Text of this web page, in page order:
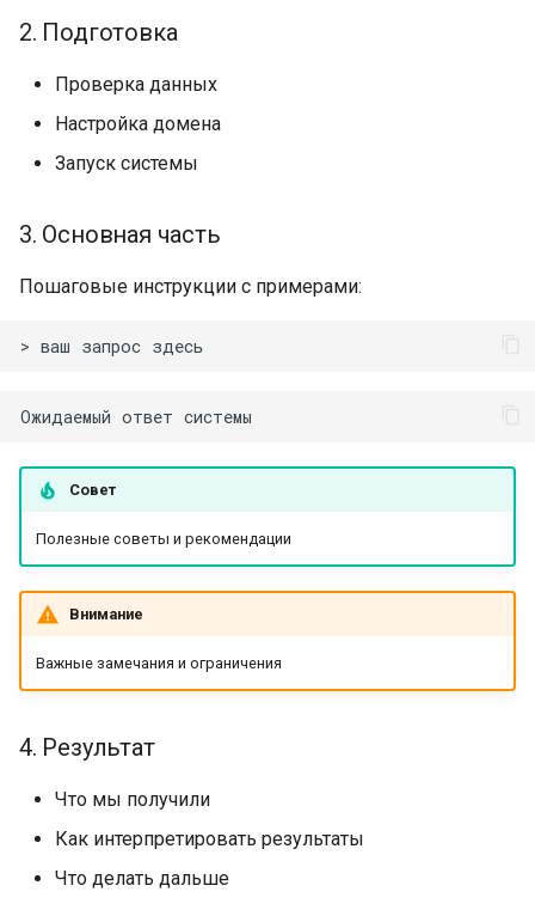
2. Подготовка
Проверка данных
Настройка домена
Запуск системы
3. Основная часть
Пошаговые инструкции с примерами:
> ваш запрос здесь
Совет
Полезные советы и рекомендации
Внимание
Важные замечания и ограничения
4. Результат
Что мы получили
Как интерпретировать результаты
Что делать дальше